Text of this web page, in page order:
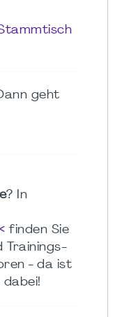
geht
? In
finden Sie
Trainings-
- da ist